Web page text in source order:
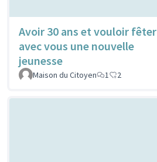
Avoir 30 ans et vouloir fêter
avec vous une nouvelle
jeunesse
Maison du Citoyen 1 2